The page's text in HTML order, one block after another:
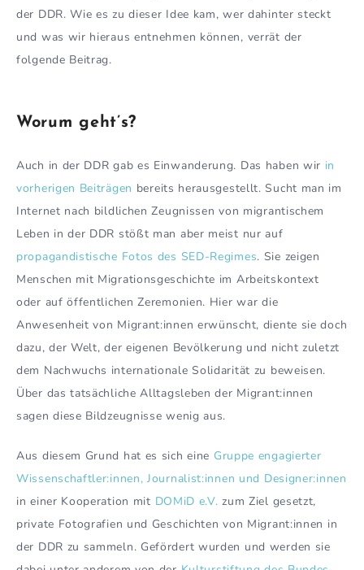
der DDR. Wie es zu dieser Idee kam, wer dahinter steckt
und was wir hieraus entnehmen können, verrät der
folgende Beitrag.
Worum geht’s?
Auch in der DDR gab es Einwanderung. Das haben wir in
vorherigen Beiträgen bereits herausgestellt. Sucht man im
Internet nach bildlichen Zeugnissen von migrantischem
Leben in der DDR stößt man aber meist nur auf
propagandistische Fotos des SED-Regimes. Sie zeigen
Menschen mit Migrationsgeschichte im Arbeitskontext
oder auf öffentlichen Zeremonien. Hier war die
Anwesenheit von Migrant:innen erwünscht, diente sie doch
dazu, der Welt, der eigenen Bevölkerung und nicht zuletzt
dem Nachwuchs internationale Solidarität zu beweisen.
Über das tatsächliche Alltagsleben der Migrant:innen
sagen diese Bildzeugnisse wenig aus.
Aus diesem Grund hat es sich eine Gruppe engagierter
Wissenschaftler:innen, Journalist:innen und Designer:innen
in einer Kooperation mit DOMiD e.V. zum Ziel gesetzt,
private Fotografien und Geschichten von Migrant:innen in
der DDR zu sammeln. Gefördert wurden und werden sie